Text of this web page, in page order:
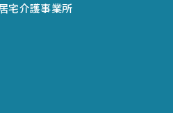
宅介護事業所